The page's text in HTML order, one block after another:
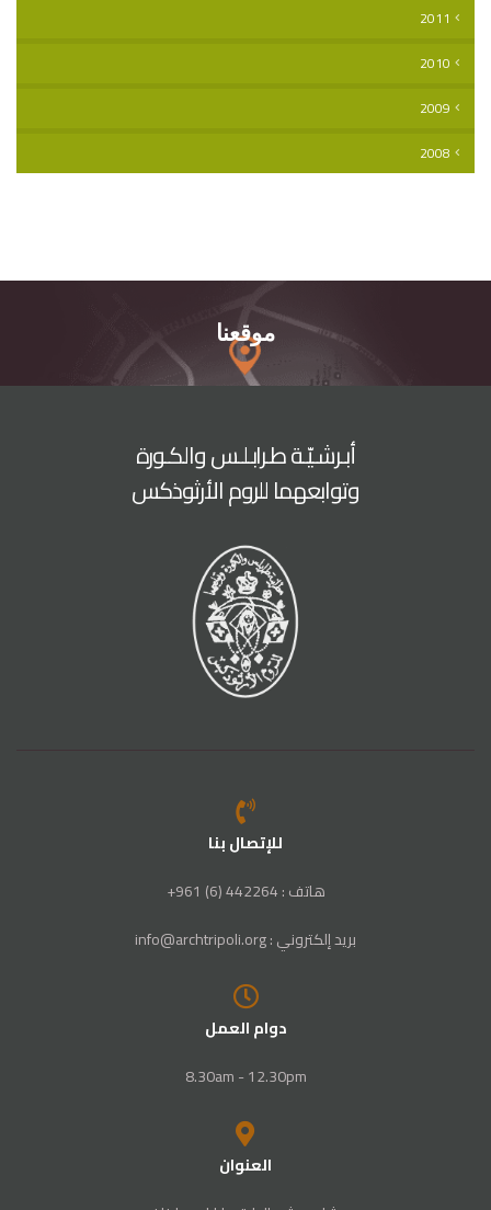
2011
2010
2009
2008
موقعنا
أبـرشـيّـة طـرابـلـس والكـورة
وتوابعهما للروم الأرثوذكس
للإتصال بنا
هاتف : 442264 (6) 961+
بريد إلكتروني : info@archtripoli.org
دوام العمل
8.30am - 12.30pm
العنوان